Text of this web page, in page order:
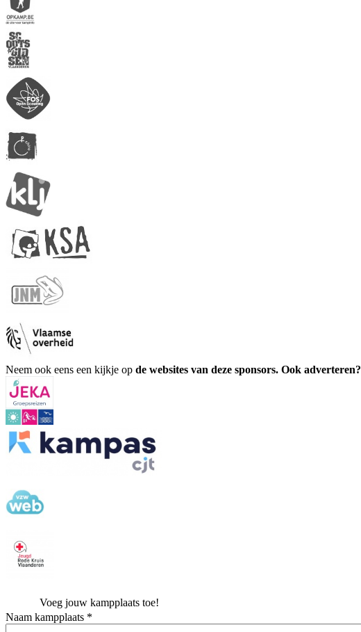
Neem ook eens een kijkje op de websites van deze sponsors. Ook adverteren?
Voeg jouw kampplaats toe!
Naam kampplaats *